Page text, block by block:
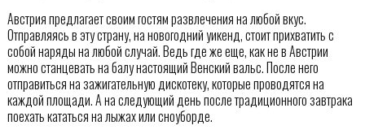
Австрия предлагает своим гостям развлечения на любой вкус.
Отправляясь в эту страну, на новогодний уикенд, стоит прихватить с
собой наряды на любой случай. Ведь где же еще, как не в Австрии
можно станцевать на балу настоящий Венский вальс. После него
отправиться на зажигательную дискотеку, которые проводятся на
каждой площади. А на следующий день после традиционного завтрака
поехать кататься на лыжах или сноуборде.